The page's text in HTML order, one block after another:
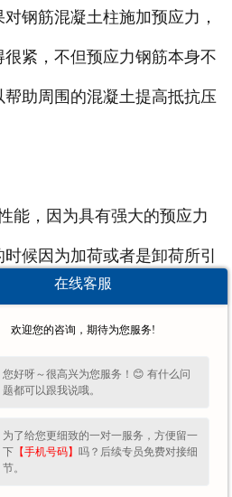
钢筋混凝土柱施加预应力，
紧，不但预应力钢筋本身不
助周围的混凝土提高抵抗压
能，因为具有强大的预应力
候因为加荷或者是卸荷所引
小，因为可以提高抗疲劳强
果来说是非常有利的。
为结构构件连接的手段，促
方法的发展。
在线客服
欢迎您的咨询，期待为您服务!
您好呀～很高兴为您服务！😊 有什么问
题都可以跟我说哦。
为了给您更细致的一对一服务，方便留一
下 【手机号码】 吗？后续专员免费对接细
节。